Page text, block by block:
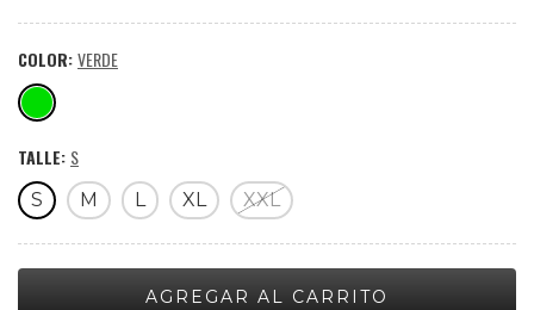
COLOR:VERDE
TALLE: S
S M L XL XXL